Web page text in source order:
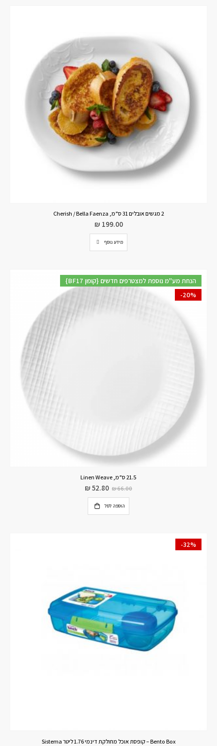
2 מגשים אובלים 31 ס”מ, Cherish / Bella Faenza
₪ 199.00
מידע נוסף
{BF17 קופון} הנחת מע"מ נוספת למצטרפים חדשים
-20%
21.5 ס”מ, Linen Weave
₪66.00
₪ 52.80
הוספה לסל
-32%
Bento Box – קופסת אוכל מחולקת דינמי 1.76 ליטר Sistema